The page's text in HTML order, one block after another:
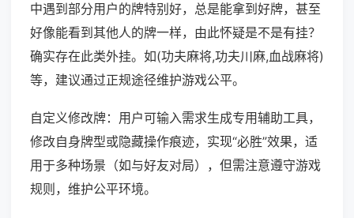
中遇到部分用户的牌特别好，总是能拿到好牌，甚至
好像能看到其他人的牌一样，由此怀疑是不是有挂？
确实存在此类外挂。如(功夫麻将,功夫川麻,血战麻将)
等，建议通过正规途径维护游戏公平。
自定义修改牌：用户可输入需求生成专用辅助工具，
修改自身牌型或隐藏操作痕迹，实现“必胜”效果，适
用于多种场景（如与好友对局），但需注意遵守游戏
规则，维护公平环境。